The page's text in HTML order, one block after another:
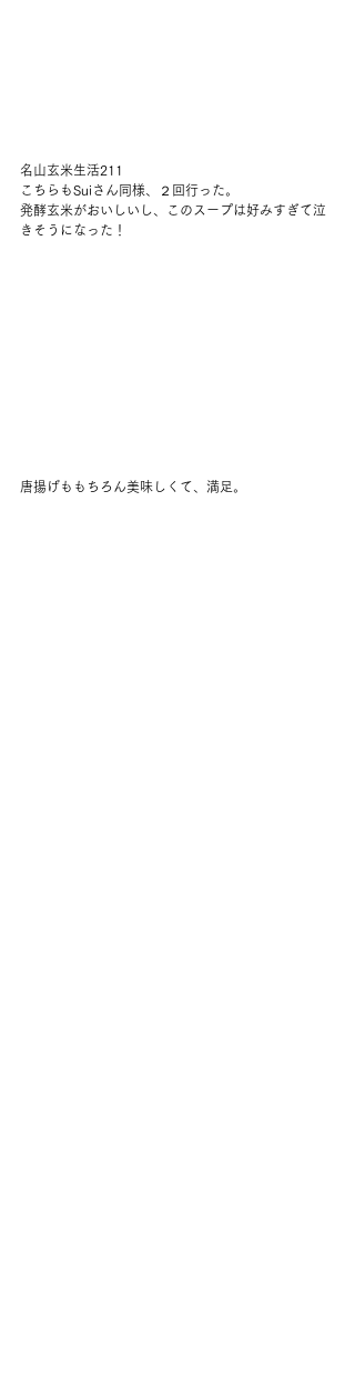
名山玄米生活211
こちらもSuiさん同様、２回行った。
発酵玄米がおいしいし、このスープは好みすぎて泣
きそうになった！
唐揚げももちろん美味しくて、満足。